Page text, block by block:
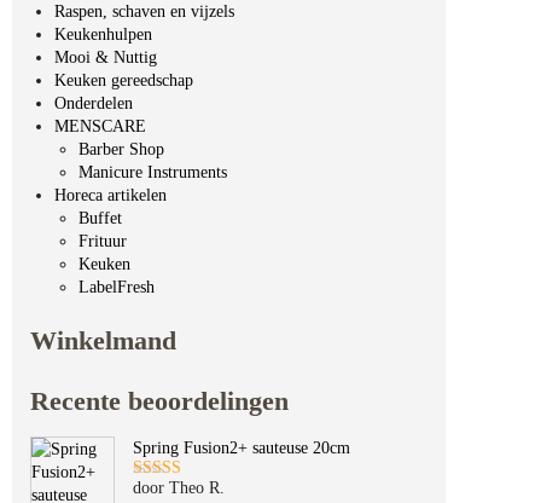
Raspen, schaven en vijzels
Keukenhulpen
Mooi & Nuttig
Keuken gereedschap
Onderdelen
MENSCARE
Barber Shop
Manicure Instruments
Horeca artikelen
Buffet
Frituur
Keuken
LabelFresh
Winkelmand
Recente beoordelingen
Spring Fusion2+ sauteuse 20cm
Gewaardeerd
door Theo R.